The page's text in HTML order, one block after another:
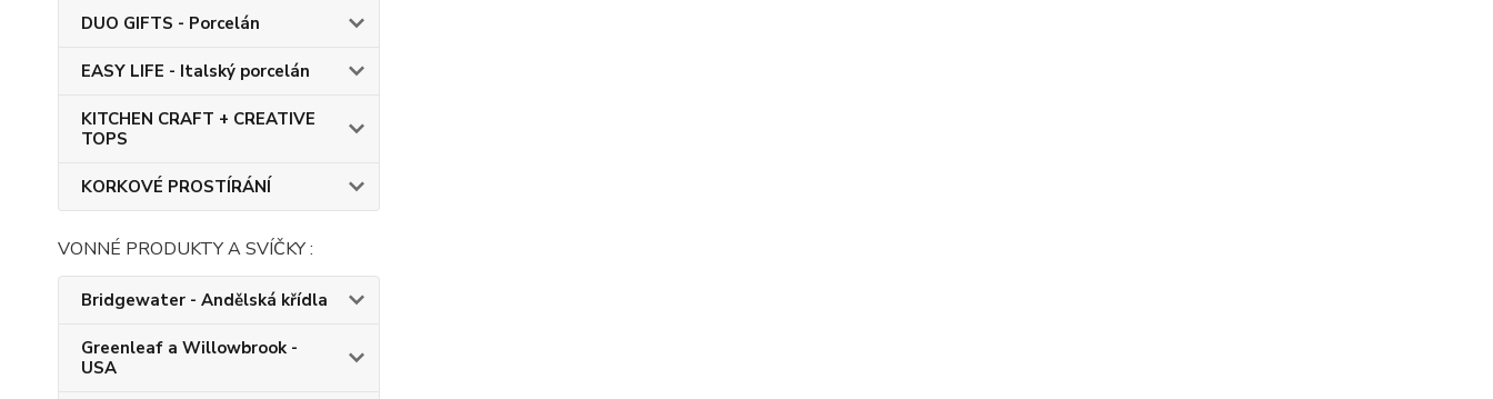
DUO GIFTS - Porcelán
EASY LIFE - Italský porcelán
KITCHEN CRAFT + CREATIVE
TOPS
KORKOVÉ PROSTÍRÁNÍ
VONNÉ PRODUKTY A SVÍČKY :
Bridgewater - Andělská křídla
Greenleaf a Willowbrook -
USA